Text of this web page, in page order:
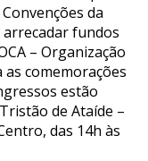
da
arrecadar fundos
– Organização
comemorações
estão
de Ataíde –
das 14h às